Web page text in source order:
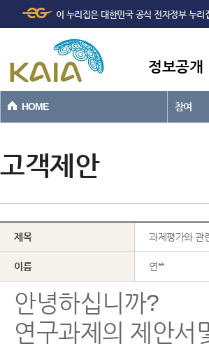
본문바로가기
이 누리집은 대한민국 공식 전자정부 누리
정보공개
HOME 참여
고객제안
제목 과제평가와 관
이름 연**
안녕하십니까?
연구과제의 제안서